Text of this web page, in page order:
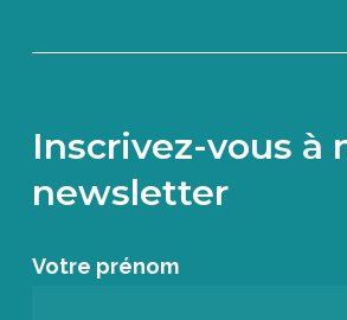
Inscrivez-vous à
newsletter
Votre prénom